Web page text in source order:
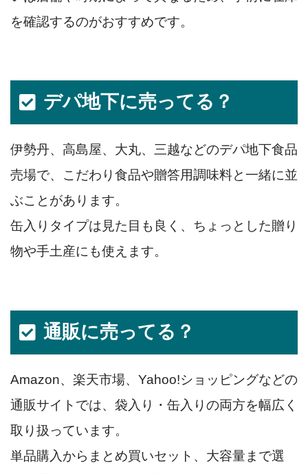
を確認するのがおすすめです。
デパ地下に売ってる？
伊勢丹、高島屋、大丸、三越などのデパ地下食品
売場で、こだわり食品や贈答用調味料と一緒に並
ぶことがあります。
缶入りタイプは見た目も良く、ちょっとした贈り
物や手土産にも使えます。
通販に売ってる？
Amazon、楽天市場、Yahoo!ショッピングなどの
通販サイトでは、袋入り・缶入りの両方を幅広く
取り扱っています。
単品購入からまとめ買いセット、大容量まで選